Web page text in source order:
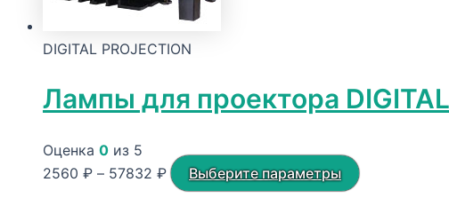
DIGITAL PROJECTION
Лампы для проектора
Оценка 0 из 5
2560 ₽ – 57832 ₽Диапазон
цен:
Выберите параметры
Этот